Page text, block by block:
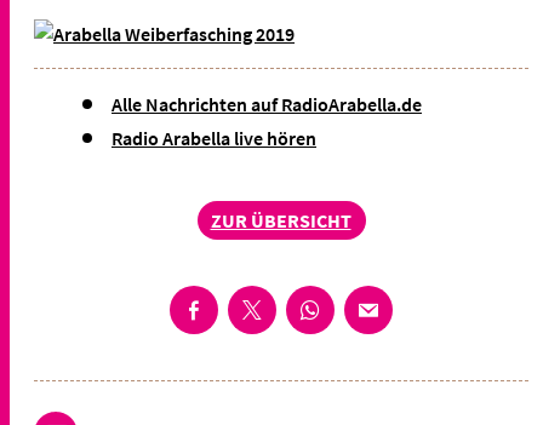
Alle Nachrichten auf RadioArabella.de
Radio Arabella live hören
ZUR ÜBERSICHT